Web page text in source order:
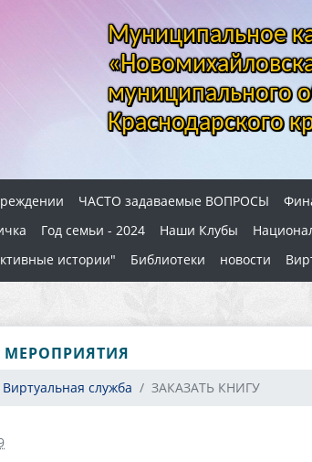
Муниципальное
муниципального
Краснодарского
ЧАСТО задаваемые ВОПРОСЫ
Год семьи - 2024 Наши Клубы
истории"
Библиотеки новости
Виртуальная служба ЗАКАЗАТЬ КНИГУ